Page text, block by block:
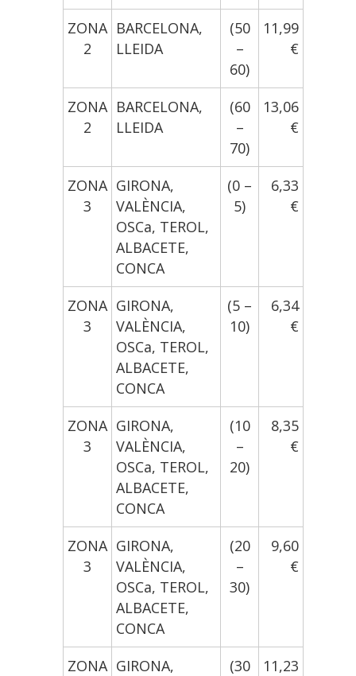
ZONA
2
BARCELONA,
LLEIDA
(50
–
60)
11,99
€
ZONA
2
BARCELONA,
LLEIDA
(60
–
70)
13,06
€
ZONA
3
GIRONA,
VALÈNCIA,
OSCa, TEROL,
ALBACETE,
CONCA
(0 –
5)
6,33
€
ZONA
3
GIRONA,
VALÈNCIA,
OSCa, TEROL,
ALBACETE,
CONCA
(5 –
10)
6,34
€
ZONA
3
GIRONA,
VALÈNCIA,
OSCa, TEROL,
ALBACETE,
CONCA
(10
–
20)
8,35
€
ZONA
3
GIRONA,
VALÈNCIA,
OSCa, TEROL,
ALBACETE,
CONCA
(20
–
30)
9,60
€
ZONA GIRONA,
(30
11,23